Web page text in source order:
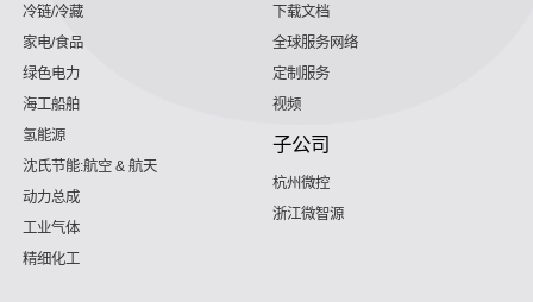
冷链/冷藏
家电/食品
绿色电力
海工船舶
氢能源
沈氏节能:航空 & 航天
动力总成
工业气体
精细化工
下载文档
全球服务网络
定制服务
视频
子公司
杭州微控
浙江微智源